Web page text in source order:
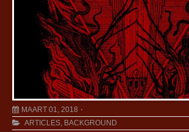
MAART 01, 2018
ARTICLES, BACKGROUND